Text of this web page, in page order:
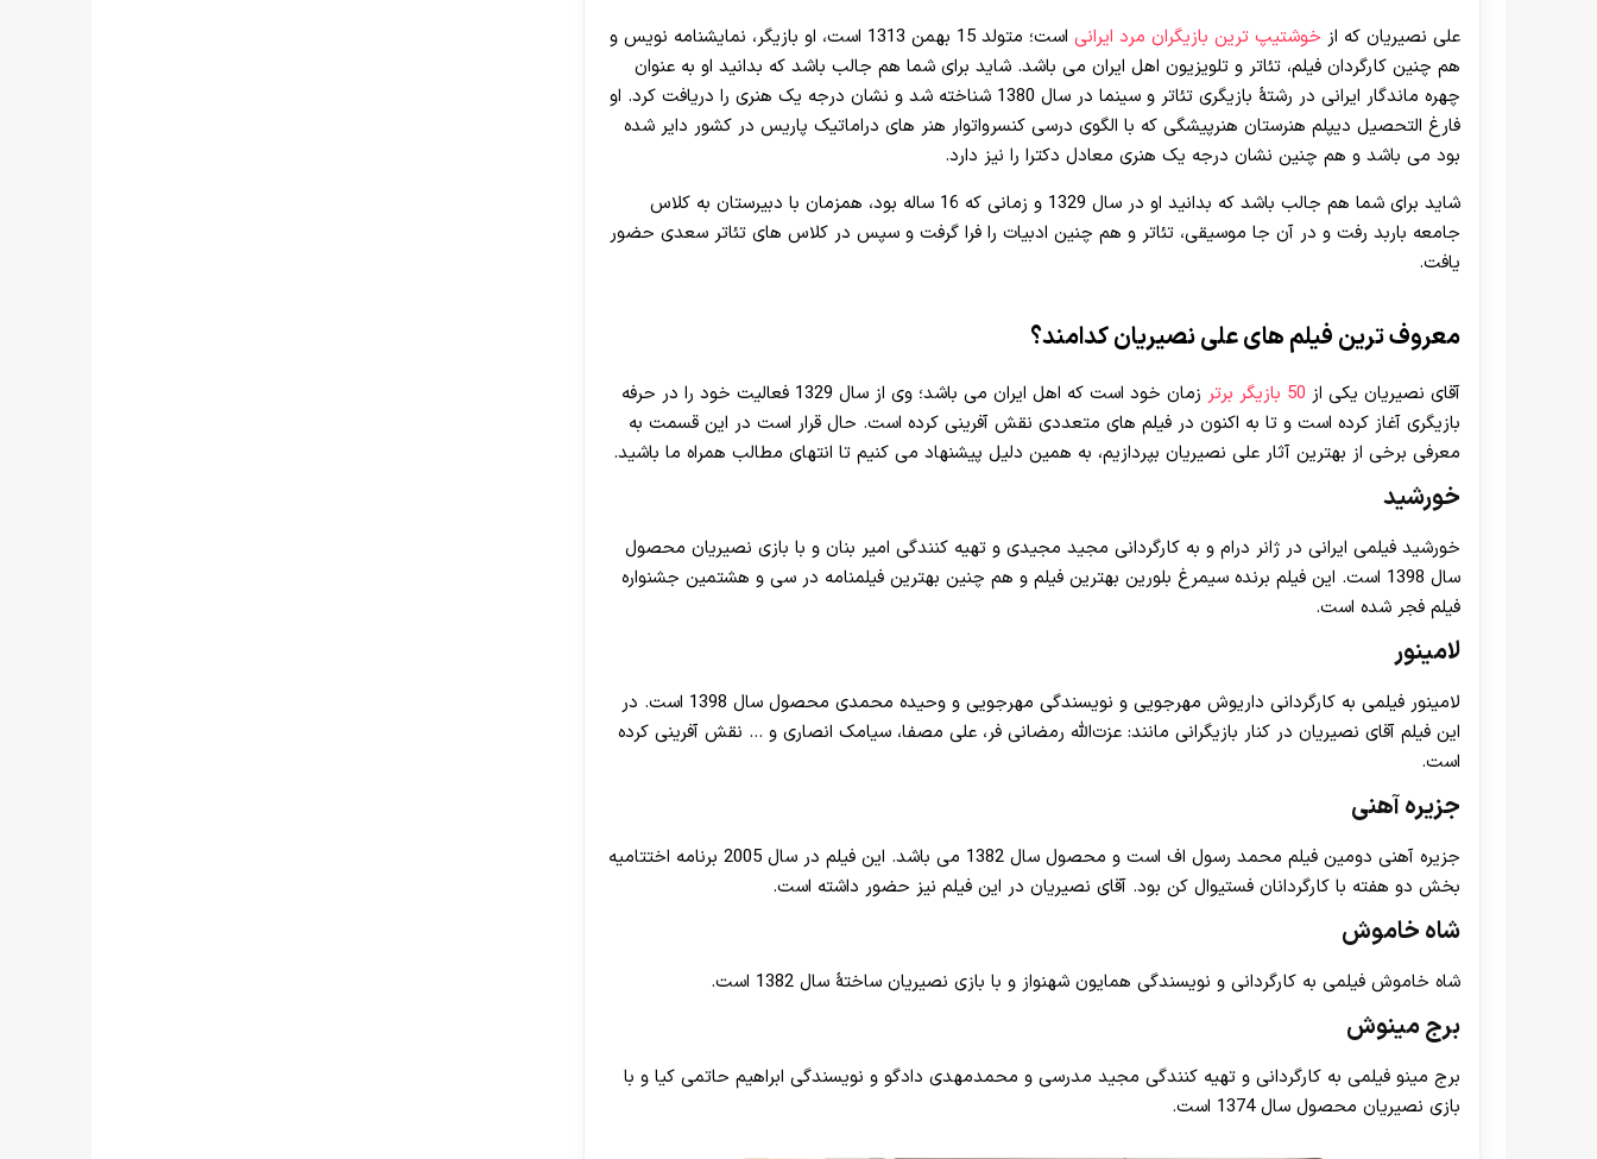
30 تا 50 درصد شارژ هدیه بیشتر فقط با ثبت نام در هات بت
علی نصیریان که از خوشتیپ ترین بازیگران مرد ایرانی
است؛ متولد 15 بهمن 1313 است، او بازیگر، نمایشنامه‌ نویس و
هم چنین کارگردان فیلم، تئاتر و تلویزیون اهل ایران می باشد. شاید برای شما هم جالب باشد که بدانید او به‌ عنوان
چهره ماندگار ایرانی در رشتهٔ بازیگری تئاتر و سینما در سال 1380 شناخته شد و نشان درجه یک هنری را دریافت کرد. او
فارغ التحصیل دیپلم هنرستان هنرپیشگی که با الگوی درسی کنسرواتوار هنر های دراماتیک پاریس در کشور دایر شده
بود می باشد و هم چنین نشان درجه یک هنری معادل دکترا را نیز دارد.
شاید برای شما هم جالب باشد که بدانید او در سال 1329 و زمانی که 16 ساله بود، همزمان با دبیرستان به کلاس
جامعه باربد رفت و در آن جا موسیقی، تئاتر و هم چنین ادبیات را فرا گرفت و سپس در کلاس های تئاتر سعدی حضور
یافت.
معروف ترین فیلم های علی نصیریان کدامند؟
آقای نصیریان یکی از 50 بازیگر برتر
زمان خود است که اهل ایران می باشد؛ وی از سال 1329 فعالیت خود را در حرفه
بازیگری آغاز کرده است و تا به اکنون در فیلم‌ های متعددی نقش آفرینی کرده است. حال قرار است در این قسمت به
معرفی برخی از بهترین آثار علی نصیریان بپردازیم، به همین دلیل پیشنهاد می‌ کنیم تا انتهای مطالب همراه ما باشید.
خورشید
خورشید فیلمی ایرانی در ژانر درام و به کارگردانی مجید مجیدی و تهیه کنندگی امیر بنان و با بازی نصیریان محصول
سال 1398 است. این فیلم برنده سیمرغ بلورین بهترین فیلم و هم چنین بهترین فیلمنامه در سی و هشتمین جشنواره
فیلم فجر شده‌ است.
لامینور
لامینور فیلمی به کارگردانی داریوش مهرجویی و نویسندگی مهرجویی و وحیده محمدی محصول سال 1398 است. در
این فیلم آقای نصیریان در کنار بازیگرانی مانند: عزت‌الله رمضانی فر، علی مصفا، سیامک انصاری و … نقش آفرینی کرده
است.
جزیره آهنی
جزیره آهنی دومین فیلم محمد رسول‌ اف است و محصول سال 1382 می باشد. این فیلم در سال 2005 برنامه اختتامیه
بخش دو هفته با کارگردانان فستیوال کن بود. آقای نصیریان در این فیلم نیز حضور داشته است.
شاه خاموش
شاه خاموش فیلمی به کارگردانی و نویسندگی همایون شهنواز و با بازی نصیریان ساختهٔ سال 1382 است.
برج مینوش
برج مینو فیلمی به کارگردانی و تهیه‌ کنندگی مجید مدرسی و محمدمهدی دادگو و نویسندگی ابراهیم حاتمی‌ کیا و با
بازی نصیریان محصول سال 1374 است.